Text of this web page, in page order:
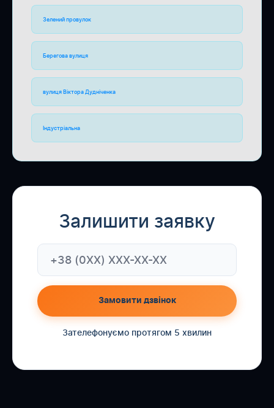
Зелений провулок
Берегова вулиця
вулиця Віктора Дудніченка
Індустріальна
Залишити заявку
Замовити дзвінок
Зателефонуємо протягом 5 хвилин